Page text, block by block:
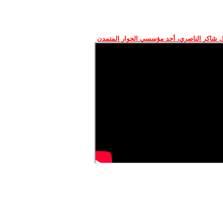
شاكر الناصري، أحد مؤسسي الحوار المتمدن